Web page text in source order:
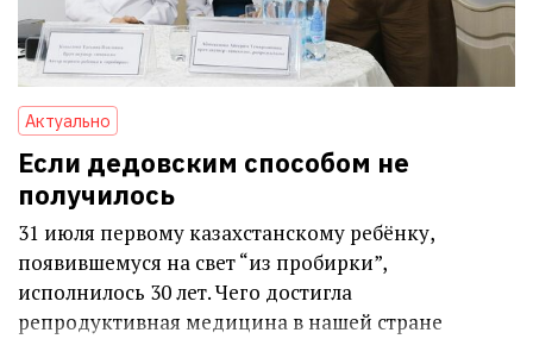
Актуально
Если дедовским способом не
получилось
31 июля первому казахстанскому ребёнку,
появившемуся на свет “из пробирки”,
исполнилось 30 лет. Чего достигла
репродуктивная медицина в нашей стране